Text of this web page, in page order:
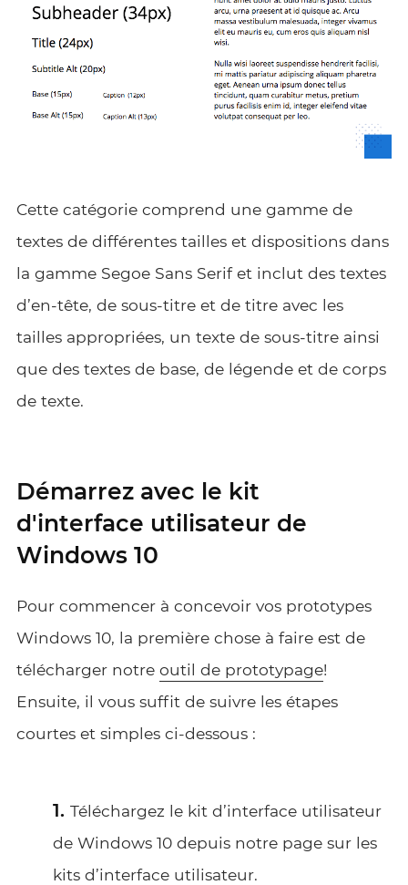
Cette catégorie comprend une gamme de
textes de différentes tailles et dispositions dans
la gamme Segoe Sans Serif et inclut des textes
d’en-tête, de sous-titre et de titre avec les
tailles appropriées, un texte de sous-titre ainsi
que des textes de base, de légende et de corps
de texte.
Démarrez avec le kit
d'interface utilisateur de
Windows 10
Pour commencer à concevoir vos prototypes
Windows 10, la première chose à faire est de
télécharger notre outil de prototypage!
Ensuite, il vous suffit de suivre les étapes
courtes et simples ci-dessous :
Téléchargez le kit d’interface utilisateur
de Windows 10 depuis notre page sur les
kits d’interface utilisateur.